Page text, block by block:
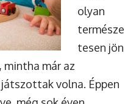
olyan
természe
tesen jön
mintha már az
volna. Éppen